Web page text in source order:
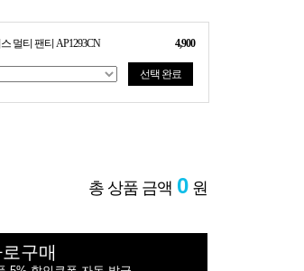
멀티 팬티 AP1293CN 4,900
선택 완료
총 상품 금액 0 원
구매